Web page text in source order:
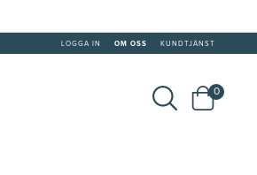
LOGGA IN OM OSS KUNDTJÄNST
0